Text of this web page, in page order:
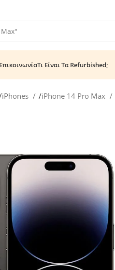
ΕπικοινωνίαΤι Είναι Τα Refurbished;
iPhones /iPhone 14 Pro Max